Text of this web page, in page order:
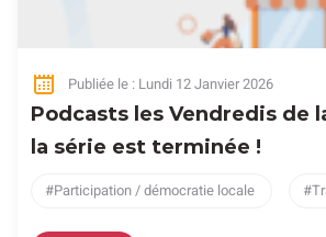
Publiée le : Lundi 12 Janvier 2026
Podcasts les Vendredis de
la série est terminée !
Participation / démocratie locale